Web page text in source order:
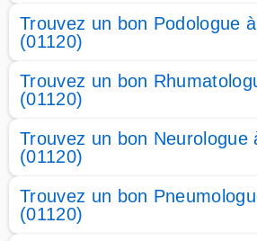
Trouvez un bon Podologue
(01120)
Trouvez un bon
(01120)
Trouvez un bon Neurologue
(01120)
Trouvez un bon
(01120)